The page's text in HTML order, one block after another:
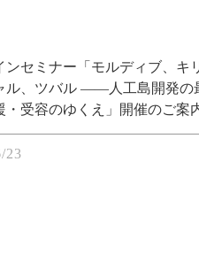
ンセミナー「モルディブ、キ
ル、ツバル ――人工島開発の
・受容のゆくえ」開催のご案
23